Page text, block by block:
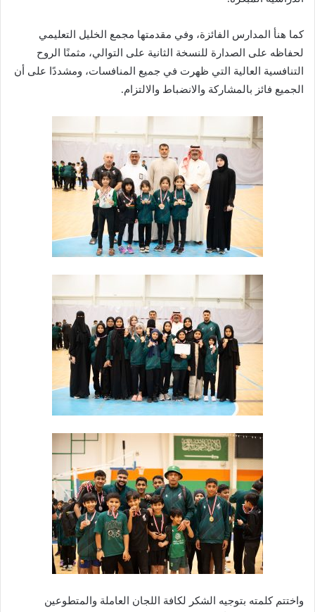
كما هنأ المدارس الفائزة، وفي مقدمتها مجمع الخليل التعليمي
لحفاظه على الصدارة للنسخة الثانية على التوالي، مثمنًا الروح
التنافسية العالية التي ظهرت في جميع المنافسات، ومشددًا على أن
الجميع فائز بالمشاركة والانضباط والالتزام.
واختتم كلمته بتوجيه الشكر لكافة اللجان العاملة والمتطوعين